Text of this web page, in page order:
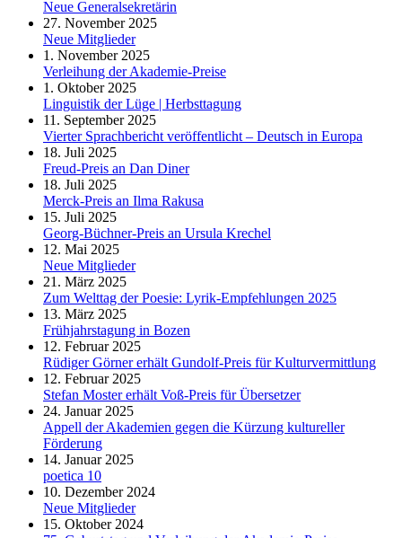
Neue Generalsekretärin
27. November 2025
Neue Mitglieder
1. November 2025
Verleihung der Akademie-Preise
1. Oktober 2025
Linguistik der Lüge | Herbsttagung
11. September 2025
Vierter Sprachbericht veröffentlicht – Deutsch in Europa
18. Juli 2025
Freud-Preis an Dan Diner
18. Juli 2025
Merck-Preis an Ilma Rakusa
15. Juli 2025
Georg-Büchner-Preis an Ursula Krechel
12. Mai 2025
Neue Mitglieder
21. März 2025
Zum Welttag der Poesie: Lyrik-Empfehlungen 2025
13. März 2025
Frühjahrstagung in Bozen
12. Februar 2025
Rüdiger Görner erhält Gundolf-Preis für Kulturvermittlung
12. Februar 2025
Stefan Moster erhält Voß-Preis für Übersetzer
24. Januar 2025
Appell der Akademien gegen die Kürzung kultureller
Förderung
14. Januar 2025
poetica 10
10. Dezember 2024
Neue Mitglieder
15. Oktober 2024